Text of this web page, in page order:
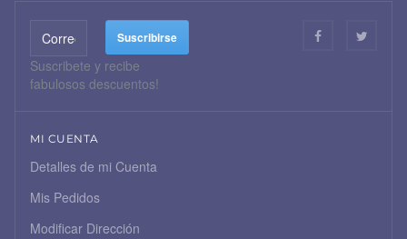
Suscribete y recibe
fabulosos descuentos!
MI CUENTA
Detalles de mi Cuenta
Mis Pedidos
Modificar Dirección